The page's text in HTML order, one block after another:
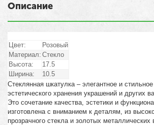
Описание
Цвет:
Розовый
Материал: Стекло
Высота:
17.5
Ширина:
10.5
Стеклянная шкатулка – элегантное и
эстетического хранения украшений и других
Это сочетание качества, эстетики и
изготовлена с вниманием к деталям, из
прозрачного стекла и золотых металлических